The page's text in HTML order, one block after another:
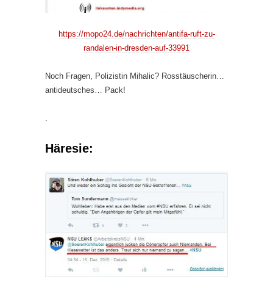
https://mopo24.de/nachrichten/antifa-ruft-zu-
randalen-in-dresden-auf-33991
Noch Fragen, Polizistin Mihalic? Rosstäuscherin…
antideutsches… Pack!
.
Häresie: